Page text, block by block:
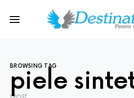
BROWSING TAG
piele